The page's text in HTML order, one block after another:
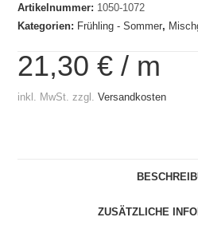
Artikelnummer: 1050-1072
Kategorien: Frühling - Sommer,
21,30€ / m
inkl. MwSt. zzgl.Versandkosten
ZUSÄTZLICHE